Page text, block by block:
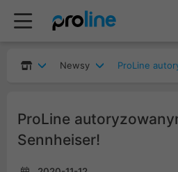
Newsy
ProLine
Sennheiser!